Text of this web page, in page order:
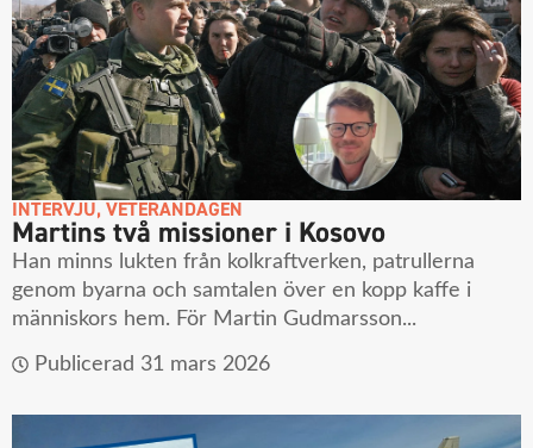
INTERVJU, VETERANDAGEN
Martins två missioner i Kosovo
Han minns lukten från kolkraftverken, patrullerna
genom byarna och samtalen över en kopp kaffe i
människors hem. För Martin Gudmarsson...
Publicerad 31 mars 2026